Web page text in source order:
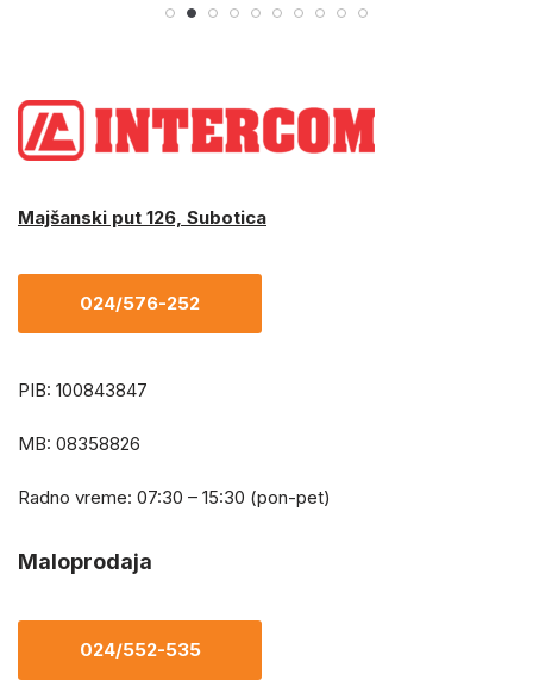
Majšanski put 126, Subotica
024/576-252
PIB: 100843847
MB: 08358826
Radno vreme: 07:30 – 15:30 (pon-pet)
Maloprodaja
024/552-535